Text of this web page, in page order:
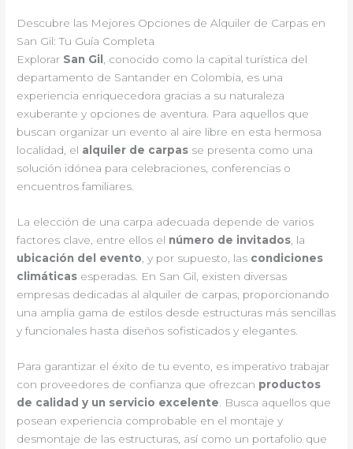
Descubre las Mejores Opciones de Alquiler de Carpas en
San Gil: Tu Guía Completa
Explorar San Gil
, conocido como la capital turística del
departamento de Santander en Colombia, es una
experiencia enriquecedora gracias a su naturaleza
exuberante y opciones de aventura. Para aquellos que
buscan organizar un evento al aire libre en esta hermosa
localidad, el alquiler de carpas se presenta como una
solución idónea para celebraciones, conferencias o
encuentros familiares.
La elección de una carpa adecuada depende de varios
factores clave, entre ellos el número de invitados , la
ubicación del evento , y por supuesto, las condiciones
climáticas esperadas. En San Gil, existen diversas
empresas dedicadas al alquiler de carpas, proporcionando
una amplia gama de estilos desde estructuras más sencillas
y funcionales hasta diseños sofisticados y elegantes.
Para garantizar el éxito de tu evento, es imperativo trabajar
con proveedores de confianza que ofrezcan productos
de calidad y un servicio excelente . Busca aquellos que
posean experiencia comprobable en el montaje y
desmontaje de las estructuras, así como un portafolio que